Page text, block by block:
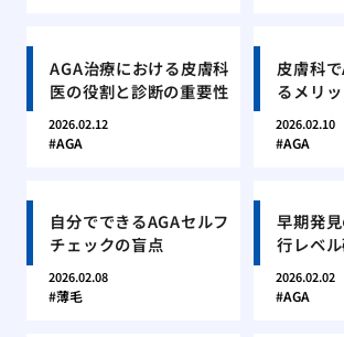
AGA治療における皮膚科
医の役割と診断の重要性
2026.02.12
AGA
皮膚科
るメリ
2026.02.10
AGA
自分でできるAGAセルフ
チェックの盲点
2026.02.08
薄毛
早期発
行レベ
2026.02.02
AGA